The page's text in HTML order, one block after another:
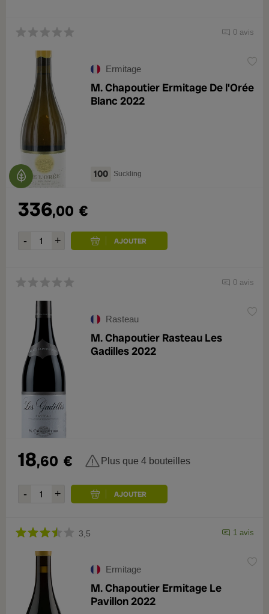
0 avis
Ermitage
M. Chapoutier Ermitage De l'Orée
Blanc 2022
100 Suckling
336,00 €
0 avis
Rasteau
M. Chapoutier Rasteau Les
Gadilles 2022
18,60 € Plus que 4 bouteilles
3,5 1 avis
Ermitage
M. Chapoutier Ermitage Le
Pavillon 2022